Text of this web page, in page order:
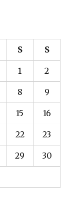
S S
1 2
8 9
15 16
22 23
29 30